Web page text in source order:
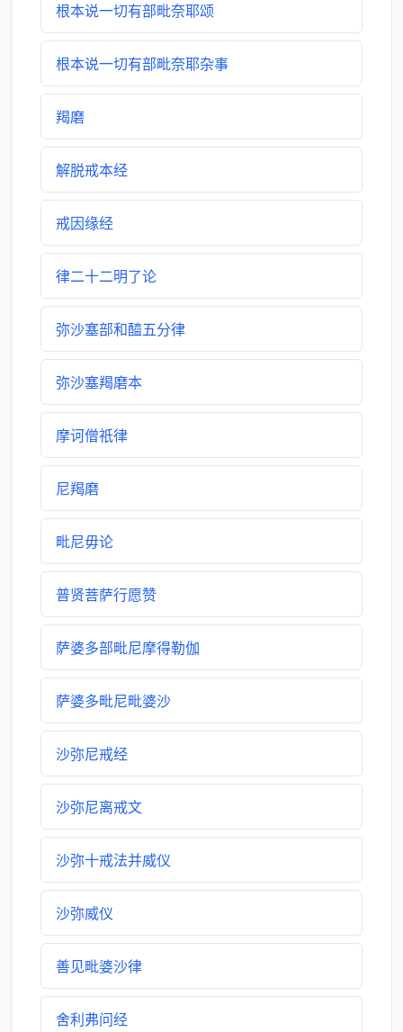
根本说一切有部毗奈耶颂
根本说一切有部毗奈耶杂事
羯磨
解脱戒本经
戒因缘经
律二十二明了论
弥沙塞部和醯五分律
弥沙塞羯磨本
摩诃僧祇律
尼羯磨
毗尼毋论
普贤菩萨行愿赞
萨婆多部毗尼摩得勒伽
萨婆多毗尼毗婆沙
沙弥尼戒经
沙弥尼离戒文
沙弥十戒法并威仪
沙弥威仪
善见毗婆沙律
舍利弗问经